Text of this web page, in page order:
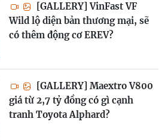
[GALLERY] VinFast VF
Wild lộ diện bản thương mại, sẽ
có thêm động cơ EREV?
[GALLERY] Maextro V800
giá từ 2,7 tỷ đồng có gì cạnh
tranh Toyota Alphard?